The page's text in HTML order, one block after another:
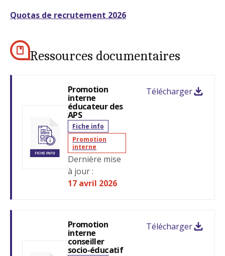
Quotas de recrutement 2026
Ressources documentaires
Promotion
interne
éducateur des
APS
Fiche info
Promotion
interne
Dernière mise
à jour :
17 avril 2026
Télécharger
Promotion
interne
conseiller
socio-éducatif
Télécharger
Se connecter
Mot de passe